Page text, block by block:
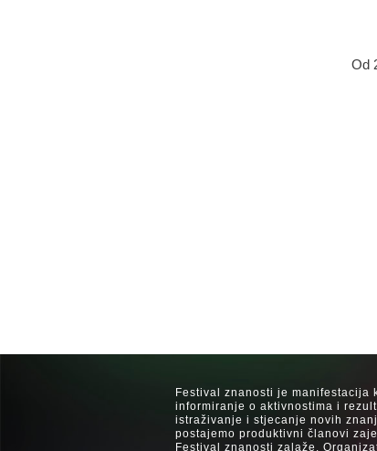
Od
Festival znanosti je
informiranje o aktivnostima i
istraživanje i stjecanje novih
postajemo produktivni članovi
Festival znanosti zalaže.